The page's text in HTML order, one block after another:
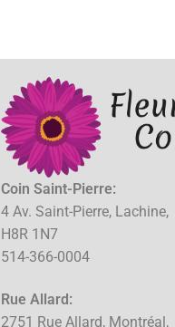
Coin Saint-Pierre:
4 Av. Saint-Pierre, Lachine,
H8R 1N7
514-366-0004
Rue Allard:
2751 Rue Allard, Montréal,